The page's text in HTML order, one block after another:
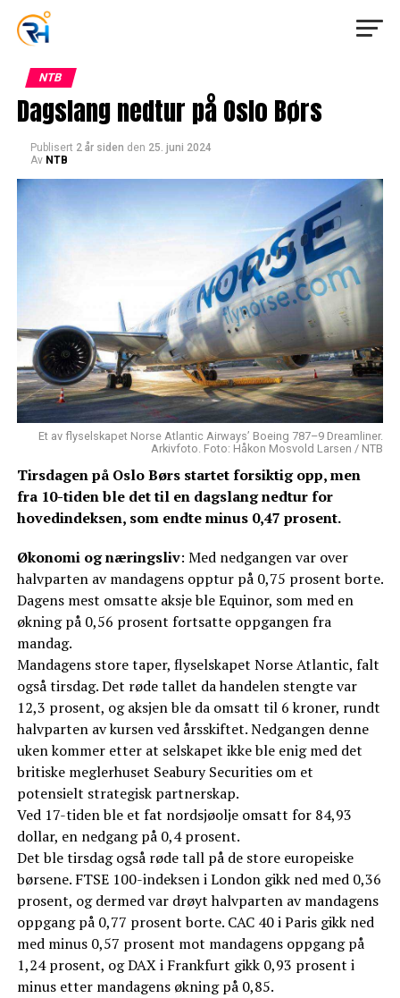
NTB
Dagslang nedtur på Oslo Børs
Publisert 2 år siden den 25. juni 2024
Av NTB
Et av flyselskapet Norse Atlantic Airways’ Boeing 787–9 Dreamliner.
Arkivfoto. Foto: Håkon Mosvold Larsen / NTB
Tirsdagen på Oslo Børs startet forsiktig opp, men
fra 10-tiden ble det til en dagslang nedtur for
hovedindeksen, som endte minus 0,47 prosent.
Økonomi og næringsliv: Med nedgangen var over
halvparten av mandagens opptur på 0,75 prosent borte.
Dagens mest omsatte aksje ble Equinor, som med en
økning på 0,56 prosent fortsatte oppgangen fra
mandag.
Mandagens store taper, flyselskapet Norse Atlantic, falt
også tirsdag. Det røde tallet da handelen stengte var
12,3 prosent, og aksjen ble da omsatt til 6 kroner, rundt
halvparten av kursen ved årsskiftet. Nedgangen denne
uken kommer etter at selskapet ikke ble enig med det
britiske meglerhuset Seabury Securities om et
potensielt strategisk partnerskap.
Ved 17-tiden ble et fat nordsjøolje omsatt for 84,93
dollar, en nedgang på 0,4 prosent.
Det ble tirsdag også røde tall på de store europeiske
børsene. FTSE 100-indeksen i London gikk ned med 0,36
prosent, og dermed var drøyt halvparten av mandagens
oppgang på 0,77 prosent borte. CAC 40 i Paris gikk ned
med minus 0,57 prosent mot mandagens oppgang på
1,24 prosent, og DAX i Frankfurt gikk 0,93 prosent i
minus etter mandagens økning på 0,85.